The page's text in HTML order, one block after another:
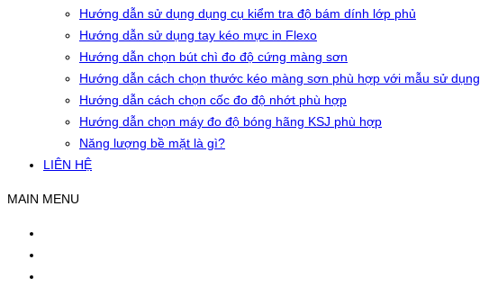
Hướng dẫn sử dụng dụng cụ kiểm tra độ bám dính lớp phủ
Hướng dẫn sử dụng tay kéo mực in Flexo
Hướng dẫn chọn bút chì đo độ cứng màng sơn
Hướng dẫn cách chọn thước kéo màng sơn phù hợp với mẫu sử dụng
Hướng dẫn cách chọn cốc đo độ nhớt phù hợp
Hướng dẫn chọn máy đo độ bóng hãng KSJ phù hợp
Năng lượng bề mặt là gì?
LIÊN HỆ
MAIN MENU